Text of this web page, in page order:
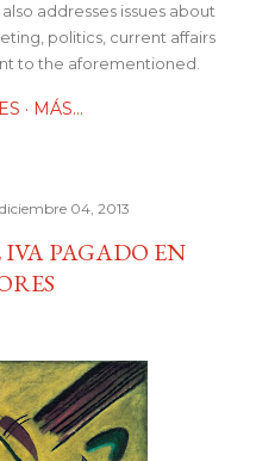
addresses issues about
politics, current affairs
to the aforementioned.
MÁS…
diciembre 04, 2013
PAGADO EN